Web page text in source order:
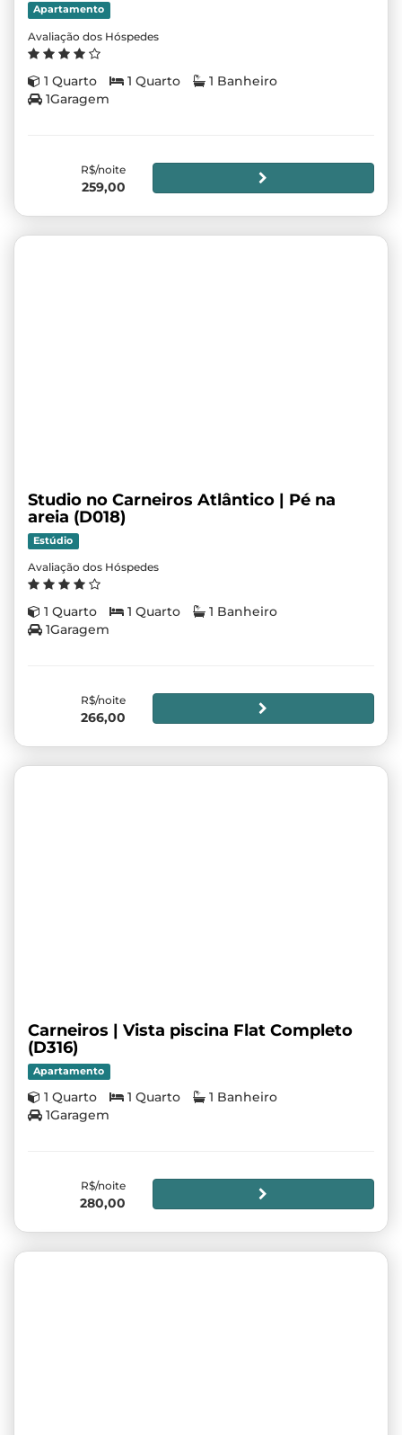
Apartamento
Avaliação dos Hóspedes
1 Quarto 1 Quarto
1 Banheiro
1Garagem
R$/noite
259,00
Studio no Carneiros Atlântico | Pé na
areia (D018)
Estúdio
Avaliação dos Hóspedes
1 Quarto 1 Quarto
1 Banheiro
1Garagem
R$/noite
266,00
Carneiros | Vista piscina Flat Completo
(D316)
Apartamento
1 Quarto 1 Quarto
1 Banheiro
1Garagem
R$/noite
280,00